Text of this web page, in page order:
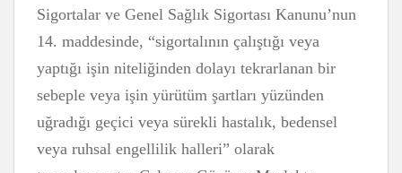
Sigortalar ve Genel Sağlık Sigortası Kanunu’nun
14. maddesinde, “sigortalının çalıştığı veya
yaptığı işin niteliğinden dolayı tekrarlanan bir
sebeple veya işin yürütüm şartları yüzünden
uğradığı geçici veya sürekli hastalık, bedensel
veya ruhsal engellilik halleri” olarak